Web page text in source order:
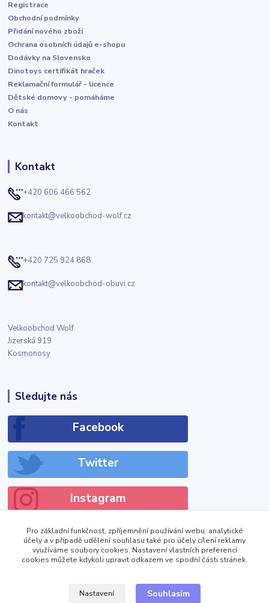
Registrace
Obchodní podmínky
Přidání nového zboží
Ochrana osobních údajů e-shopu
Dodávky na Slovensko
Dinotoys certifikát hraček
Reklamační formulář - licence
Dětské domovy - pomáháme
O nás
Kontakt
Kontakt
+420 606 466 562
kontakt@velkoobchod-wolf.cz
+420 725 924 868
kontakt@velkoobchod-obuvi.cz
Velkoobchod Wolf
Jizerská 919
Kosmonosy
Sledujte nás
Facebook
Twitter
Instagram
Zobrazit výdejní místa
Pro základní funkčnost, zpříjemnění používání webu, analytické
účely a v případě udělení souhlasu také pro účely cílení reklamy
využíváme soubory cookies. Nastavení vlastních preferencí
cookies můžete kdykoli upravit odkazem ve spodní části stránek.
Nastavení Souhlasím